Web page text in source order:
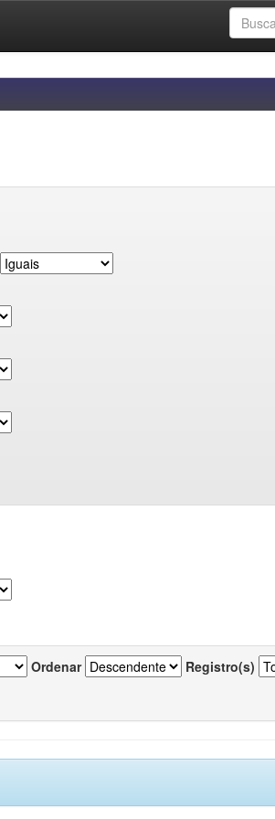
Ordenar Registro(s)